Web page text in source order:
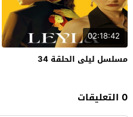
02:18:42
مسلسل ليلى الحلقة 34
0 التعليقات